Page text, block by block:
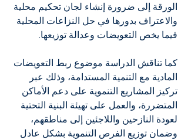
الورقة إلى ضرورة إنشاء لجان تحكيم محلية
والاعتراف بدورها في حل النزاعات المحلية
فيما يخص التعويضات وعدالة توزيعها.
كما تناقش الدراسة موضوع ربط التعويضات
المادية مع التنمية المستدامة، وذلك عبر
تركيز المشاريع التنموية على دعم الأماكن
المتضررة، والعمل على تهيئة البنية التحتية
لعودة النازحين واللاجئين إلى مناطقهم،
وضمان توزيع الفرص التنموية بشكل عادل